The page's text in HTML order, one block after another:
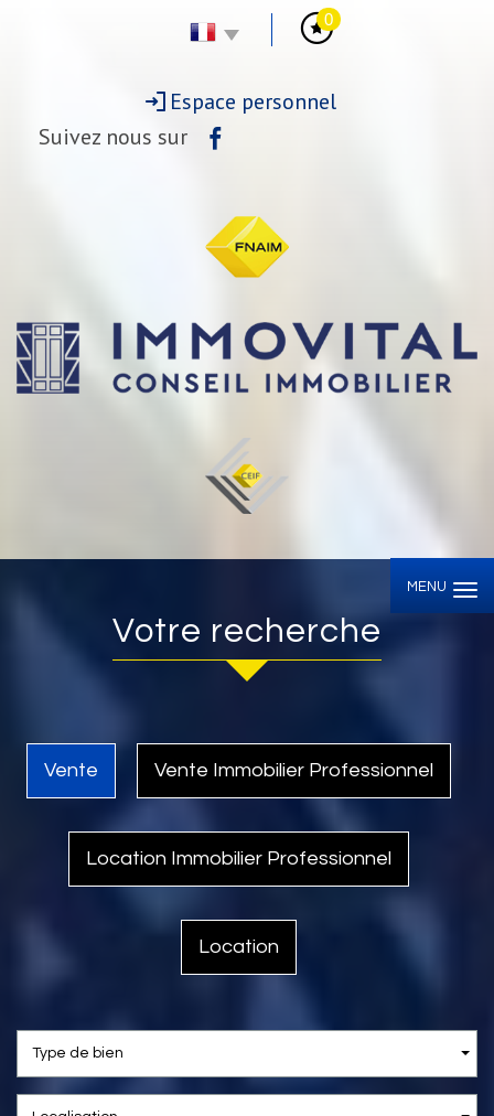
0
Espace personnel
Suivez nous sur
MENU
Votre recherche
Vente Vente Immobilier Professionnel
Location Immobilier Professionnel
Location
Type de bien